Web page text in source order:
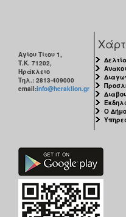
Αγίου Τίτου 1,
Τ.Κ. 71202,
Ηράκλειο
Τηλ.: 2813-409000
email:info@heraklion.gr
Ο